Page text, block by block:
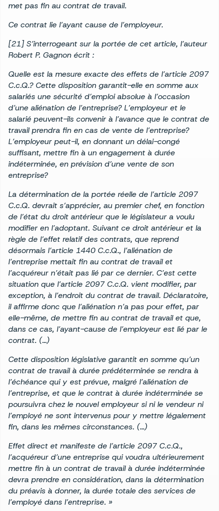
met pas fin au contrat de travail.
Ce contrat lie l’ayant cause de l’employeur.
[21] S’interrogeant sur la portée de cet article, l’auteur
Robert P. Gagnon écrit :
Quelle est la mesure exacte des effets de l’article 2097
C.c.Q.? Cette disposition garantit-elle en somme aux
salariés une sécurité d’emploi absolue à l’occasion
d’une aliénation de l’entreprise? L’employeur et le
salarié peuvent-ils convenir à l’avance que le contrat de
travail prendra fin en cas de vente de l’entreprise?
L’employeur peut-il, en donnant un délai-congé
suffisant, mettre fin à un engagement à durée
indéterminée, en prévision d’une vente de son
entreprise?
La détermination de la portée réelle de l’article 2097
C.c.Q. devrait s’apprécier, au premier chef, en fonction
de l’état du droit antérieur que le législateur a voulu
modifier en l’adoptant. Suivant ce droit antérieur et la
règle de l’effet relatif des contrats, que reprend
désormais l’article 1440 C.c.Q., l’aliénation de
l’entreprise mettait fin au contrat de travail et
l’acquéreur n’était pas lié par ce dernier. C’est cette
situation que l’article 2097 C.c.Q. vient modifier, par
exception, à l’endroit du contrat de travail. Déclaratoire,
il affirme donc que l’aliénation n’a pas pour effet, par
elle-même, de mettre fin au contrat de travail et que,
dans ce cas, l’ayant-cause de l’employeur est lié par le
contrat. (…)
Cette disposition législative garantit en somme qu’un
contrat de travail à durée prédéterminée se rendra à
l’échéance qui y est prévue, malgré l’aliénation de
l’entreprise, et que le contrat à durée indéterminée se
poursuivra chez le nouvel employeur si ni le vendeur ni
l’employé ne sont intervenus pour y mettre légalement
fin, dans les mêmes circonstances. (…)
Effet direct et manifeste de l’article 2097 C.c.Q.,
l’acquéreur d’une entreprise qui voudra ultérieurement
mettre fin à un contrat de travail à durée indéterminée
devra prendre en considération, dans la détermination
du préavis à donner, la durée totale des services de
l’employé dans l’entreprise. »